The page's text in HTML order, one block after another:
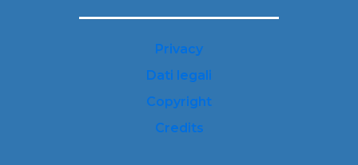
Privacy
Dati legali
Copyright
Credits